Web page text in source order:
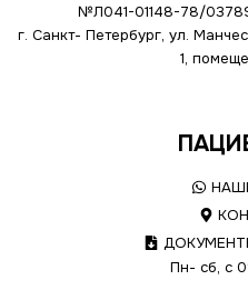
№Л041-01148-78/
г. Санкт- Петербург, ул.
1,
Пн- сб, с